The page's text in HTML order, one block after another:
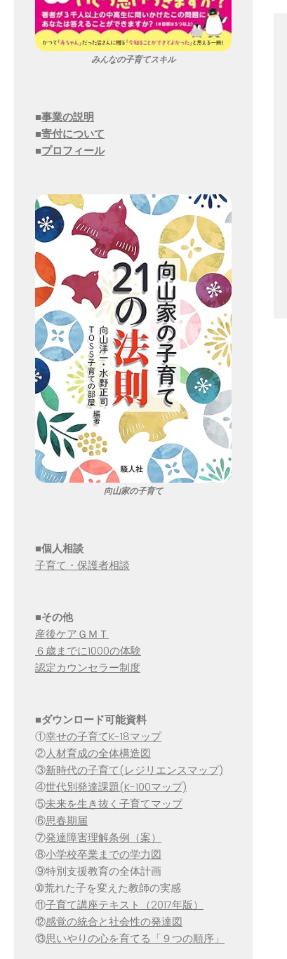
みんなの子育てスキル
■事業の説明
■寄付について
■プロフィール
向山家の子育て
■個人相談
子育て・保護者相談
■その他
産後ケアＧＭＴ
６歳までに1000の体験
認定カウンセラー制度
■ダウンロード可能資料
①幸せの子育てK-18マップ
②人材育成の全体構造図
③新時代の子育て(レジリエンスマップ)
④世代別発達課題(K-100マップ)
⑤未来を生き抜く子育てマップ
⑥思春期届
⑦発達障害理解条例（案）
⑧小学校卒業までの学力図
⑨特別支援教育の全体計画
➉荒れた子を変えた教師の実感
⑪子育て講座テキスト（2017年版）
⑫感覚の統合と社会性の発達図
⑬思いやりの心を育てる「９つの順序」